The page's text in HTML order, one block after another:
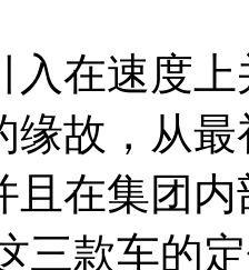
入在速度
缘故，从
且在集团
三款车的